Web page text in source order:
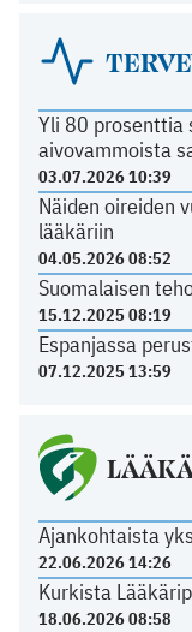
Yli 80 prosenttia
aivovammoista
03.07.2026 10:39
Näiden oireiden
lääkäriin
04.05.2026 08:52
Suomalaisen
15.12.2025 08:19
Espanjassa
07.12.2025 13:59
Ajankohtaista
22.06.2026 14:26
Kurkista
18.06.2026 08:58